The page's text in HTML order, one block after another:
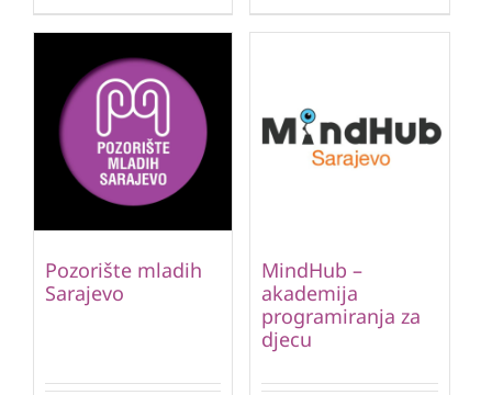
Pozorište mladih
Sarajevo
MindHub –
akademija
programiranja za
djecu